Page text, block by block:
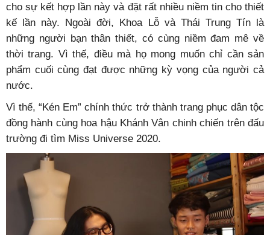
cho sự kết hợp lần này và đặt rất nhiều niềm tin cho thiết
kế lần này. Ngoài đời, Khoa Lỗ và Thái Trung Tín là
những người bạn thân thiết, có cùng niềm đam mê về
thời trang. Vì thế, điều mà họ mong muốn chỉ cần sản
phẩm cuối cùng đạt được những kỳ vọng của người cả
nước.
Vì thế, “Kén Em” chính thức trở thành trang phục dân tộc
đồng hành cùng hoa hậu Khánh Vân chinh chiến trên đấu
trường đi tìm Miss Universe 2020.